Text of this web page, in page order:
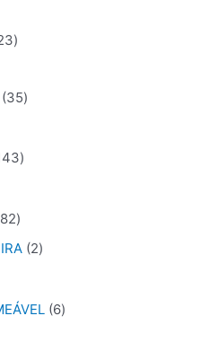
35
82
2
6